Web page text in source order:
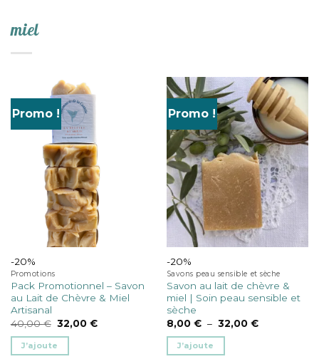
miel
Promo !
-20%
Promotions
Pack Promotionnel – Savon
au Lait de Chèvre & Miel
Artisanal
40,00€ Le
prix
initial
était :
32,00 €Le
J’ajoute
Promo !
-20%
Savons peau sensible et sèche
Savon au lait de chèvre &
miel | Soin peau sensible et
sèche
8,00 € – 32,00 €Plage
J’ajoute